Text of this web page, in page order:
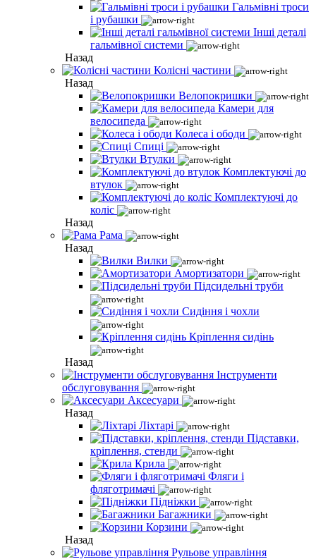
Гальмівні троси
і рубашки
Інші деталі
гальмівної системи
Назад
Колісні частини
Назад
Велопокришки
Камери для
велосипеда
Колеса і ободи
Спиці
Втулки
Комплектуючі до
втулок
Комплектуючі до
коліс
Назад
Рама
Назад
Вилки
Амортизатори
Підсидельні труби
Сидіння і чохли
Кріплення сидінь
Назад
Інструменти
обслуговування
Аксесуари
Назад
Ліхтарі
Підставки,
кріплення, стенди
Крила
Фляги і
фляготримачі
Підніжки
Багажники
Корзини
Назад
Рульове управління